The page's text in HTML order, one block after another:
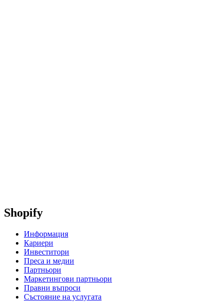
Shopify
Информация
Кариери
Инвеститори
Преса и медии
Партньори
Маркетингови партньори
Правни въпроси
Състояние на услугата